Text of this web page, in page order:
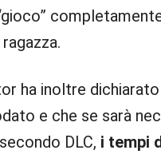
ha inoltre
e che se sarà
DLC, i tempi